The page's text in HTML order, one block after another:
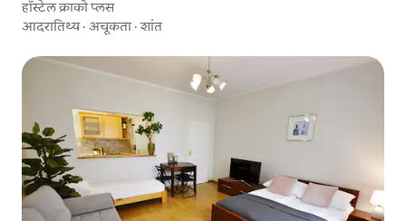
हॉस्टेल क्राको प्लस
आदरातिथ्य· अचूकता ·शांत